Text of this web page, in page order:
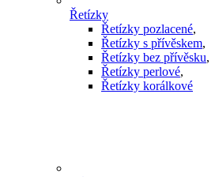
Řetízky
Řetízky pozlacené,
Řetízky s přívěskem,
Řetízky bez přívěsku,
Řetízky perlové,
Řetízky korálkové